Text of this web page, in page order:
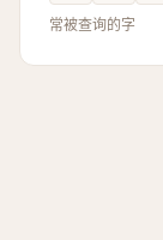
常被查询的字